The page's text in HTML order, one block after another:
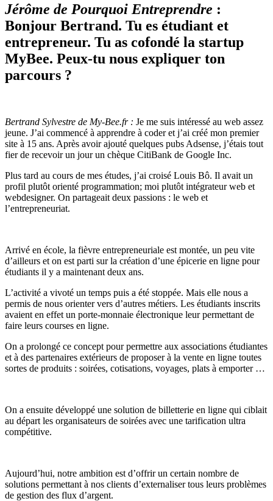
Jérôme de Pourquoi Entreprendre :
Bonjour Bertrand. Tu es étudiant et
entrepreneur. Tu as cofondé la startup
MyBee. Peux-tu nous expliquer ton
parcours ?
Bertrand Sylvestre de My-Bee.fr : Je me suis intéressé au web assez
jeune. J’ai commencé à apprendre à coder et j’ai créé mon premier
site à 15 ans. Après avoir ajouté quelques pubs Adsense, j’étais tout
fier de recevoir un jour un chèque CitiBank de Google Inc.
Plus tard au cours de mes études, j’ai croisé Louis Bô. Il avait un
profil plutôt orienté programmation; moi plutôt intégrateur web et
webdesigner. On partageait deux passions : le web et
l’entrepreneuriat.
Arrivé en école, la fièvre entrepreneuriale est montée, un peu vite
d’ailleurs et on est parti sur la création d’une épicerie en ligne pour
étudiants il y a maintenant deux ans.
L’activité a vivoté un temps puis a été stoppée. Mais elle nous a
permis de nous orienter vers d’autres métiers. Les étudiants inscrits
avaient en effet un porte-monnaie électronique leur permettant de
faire leurs courses en ligne.
On a prolongé ce concept pour permettre aux associations étudiantes
et à des partenaires extérieurs de proposer à la vente en ligne toutes
sortes de produits : soirées, cotisations, voyages, plats à emporter …
On a ensuite développé une solution de billetterie en ligne qui ciblait
au départ les organisateurs de soirées avec une tarification ultra
compétitive.
Aujourd’hui, notre ambition est d’offrir un certain nombre de
solutions permettant à nos clients d’externaliser tous leurs problèmes
de gestion des flux d’argent.